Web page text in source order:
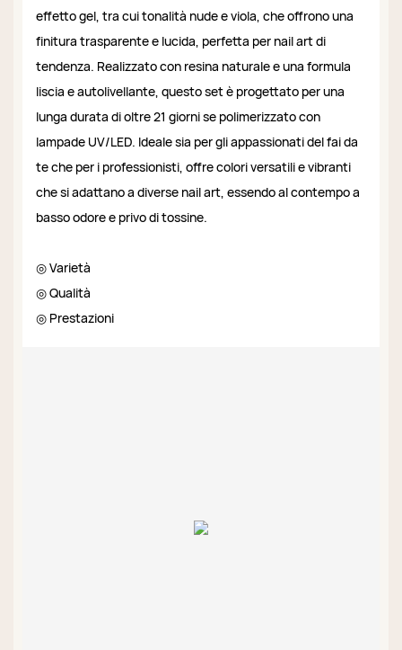
effetto gel, tra cui tonalità nude e viola, che offrono una
finitura trasparente e lucida, perfetta per nail art di
tendenza. Realizzato con resina naturale e una formula
liscia e autolivellante, questo set è progettato per una
lunga durata di oltre 21 giorni se polimerizzato con
lampade UV/LED. Ideale sia per gli appassionati del fai da
te che per i professionisti, offre colori versatili e vibranti
che si adattano a diverse nail art, essendo al contempo a
basso odore e privo di tossine.
◎ Varietà
◎ Qualità
◎ Prestazioni